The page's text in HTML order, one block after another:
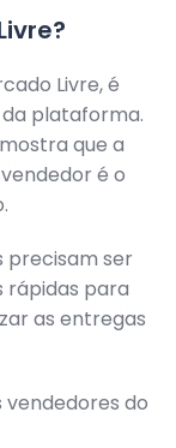
Livre, é
plataforma.
que a
é o
precisam ser
rápidas para
as entregas
vendedores do